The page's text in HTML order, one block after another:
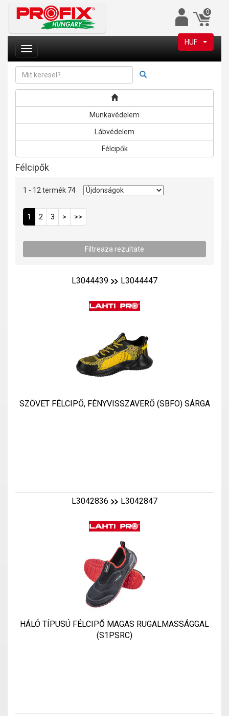
0
HUF
Munkavédelem
Lábvédelem
Félcipők
Félcipők
1 - 12 termék 74
1 2 3 > >>
L3044439 L3044447
SZÖVET FÉLCIPŐ, FÉNYVISSZAVERŐ (SBFO) SÁRGA
L3042836 L3042847
HÁLÓ TÍPUSÚ FÉLCIPŐ MAGAS RUGALMASSÁGGAL
(S1PSRC)